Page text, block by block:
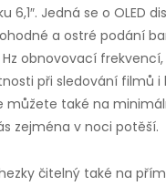
6,1″. Jedná se o OLED
a ostré podání
Hz obnovovací
při sledování filmů i
můžete také na
zejména v noci potěší.
čitelný také na